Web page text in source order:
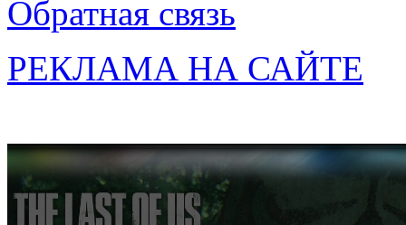
Обратная связь
РЕКЛАМА НА САЙТЕ